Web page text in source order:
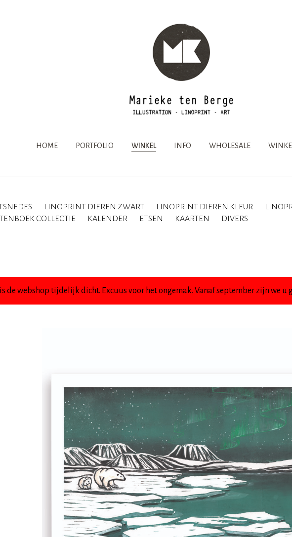
HOME PORTFOLIO WINKEL INFO WHOLESALE
LINOPRINT DIEREN ZWART LINOPRINT DIEREN KLEUR
COLLECTIE KALENDER ETSEN KAARTEN DIVERS
de webshop tijdelijk dicht. Excuus voor het ongemak. Vanaf september zijn we u